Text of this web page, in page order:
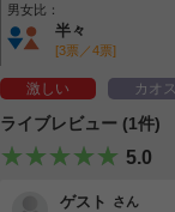
男女比：
半々
[3票／4票]
激しい カオス
ライブレビュー (1件)
5.0
ゲスト さん